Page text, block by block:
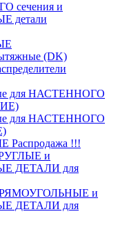
сечения и
(DK)
для НАСТЕННОГО
для НАСТЕННОГО
!!!
и
ДЕТАЛИ для
и
ДЕТАЛИ для